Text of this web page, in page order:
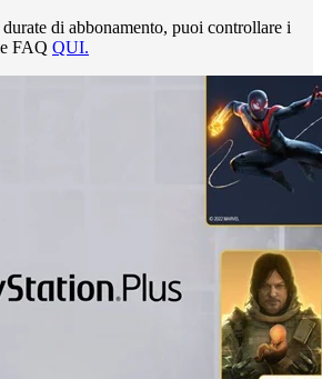
durate di abbonamento, puoi controllare i
FAQ QUI.